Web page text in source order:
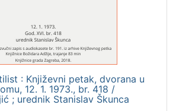
: Književni petak, dvorana u
12. 1. 1973., br. 418 /
; urednik Stanislav Škunca